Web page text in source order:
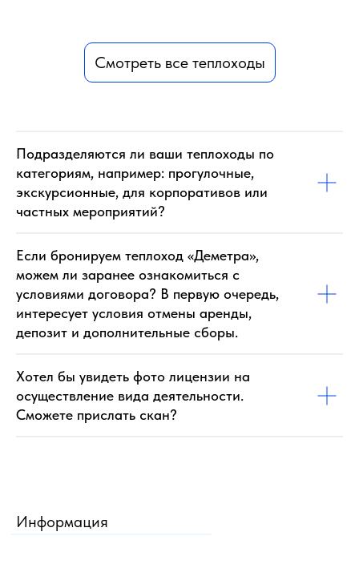
Смотреть все теплоходы
Подразделяются ли ваши теплоходы по
категориям, например: прогулочные,
экскурсионные, для корпоративов или
частных мероприятий?
Если бронируем теплоход «Деметра»,
можем ли заранее ознакомиться с
условиями договора? В первую очередь,
интересует условия отмены аренды,
депозит и дополнительные сборы.
Хотел бы увидеть фото лицензии на
осуществление вида деятельности.
Сможете прислать скан?
Информация